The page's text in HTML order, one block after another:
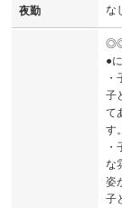
夜勤 な
◎◎
●
子
て
す。
な
姿
子